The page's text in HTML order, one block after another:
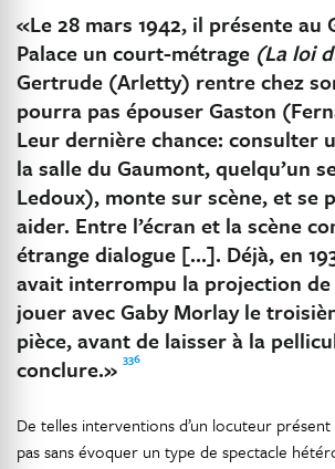
«Le 28 mars 1942, il présente au
Palace un court-métrage (La loi
Gertrude (Arletty) rentre chez
pourra pas épouser Gaston
Leur dernière chance: consulter
la salle du Gaumont, quelqu’un
Ledoux), monte sur scène, et se
aider. Entre l’écran et la scène
étrange dialogue […]. Déjà, en
avait interrompu la projection de
jouer avec Gaby Morlay le
pièce, avant de laisser à la
conclure.» 336
De telles interventions d’un locuteur présent
pas sans évoquer un type de spectacle